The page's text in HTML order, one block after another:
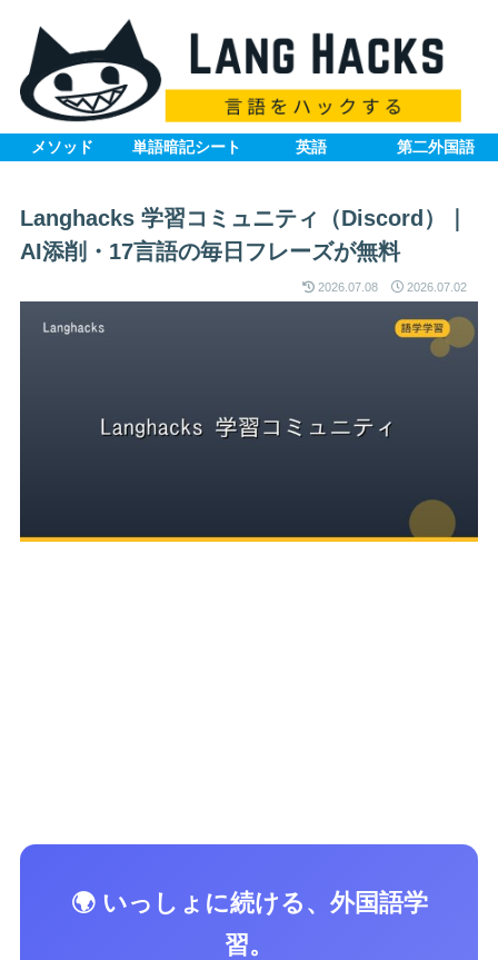
メソッド 単語暗記シート 英語 第二外国語
Langhacks 学習コミュニティ（Discord）｜
AI添削・17言語の毎日フレーズが無料
2026.07.08 2026.07.02
🌍 いっしょに続ける、外国語学
習。